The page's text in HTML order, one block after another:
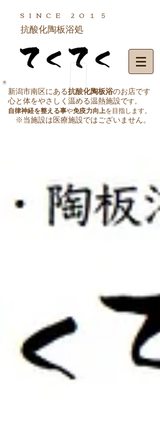
SINCE 20１５
抗酸化陶板浴処
新潟市南区にある抗酸化陶板浴のお店です
心と体をやさしく温める温熱施設です。
自律神経を整える事や免疫力向上を目指します。
※当施設は医療施設ではございません。